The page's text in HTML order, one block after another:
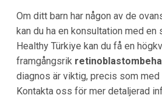
Om ditt barn har någon av de
kan du ha en konsultation med
Healthy Türkiye kan du få en
framgångsrik
diagnos är viktig, precis som med
Kontakta oss för mer detaljerad